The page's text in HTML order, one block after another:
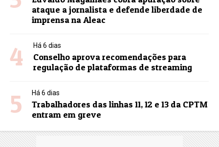
ataque a jornalista e defende liberdade de
imprensa na Aleac
4 Há 6 dias
Conselho aprova recomendações para
regulação de plataformas de streaming
5 Há 6 dias
Trabalhadores das linhas 11, 12 e 13 da CPTM
entram em greve